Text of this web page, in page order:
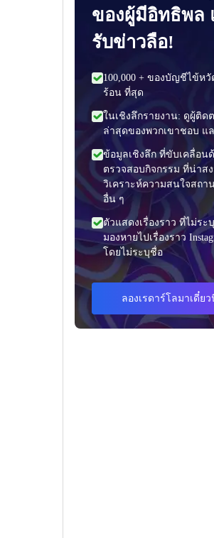
ของผู้มีอิทธิพล
รับข่าวลือ!
100,000 + ของบัญชีไข้ห
ร้อน ที่สุด
ในเชิงลึกรายงาน: ดูผู้ติด
ล่าสุดของพวกเขาชอบ แ
ข้อมูลเชิงลึก ที่ขับเคลื่อน
ตรวจสอบกิจกรรม ที่น่าส
วิเคราะห์ความสนใจสถา
อื่น ๆ
ตัวแสดงเรื่องราว ที่ไม่ระ
มองหายไปเรื่องราว
โดยไม่ระบุชื่อ
ลองเรดาร์โลมาเดี๋ย